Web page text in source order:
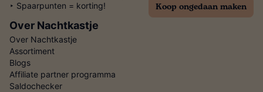
‣ Spaarpunten = korting!
Koop ongedaan maken
Over Nachtkastje
Over Nachtkastje
Assortiment
Blogs
Affiliate partner programma
Saldochecker